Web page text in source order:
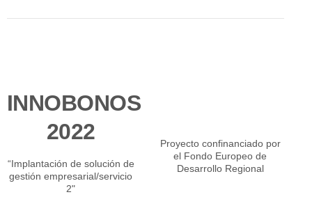
INNOBONOS
2022
“Implantación de solución de
gestión empresarial/servicio
2"
Proyecto confinanciado por
el Fondo Europeo de
Desarrollo Regional